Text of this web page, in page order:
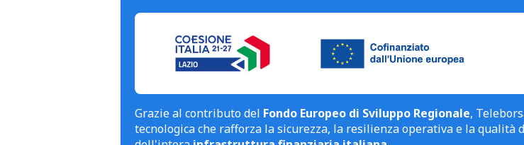
Grazie al contributo del Fondo Europeo di Sviluppo Regionale,
tecnologica che rafforza la sicurezza, la resilienza operativa e la